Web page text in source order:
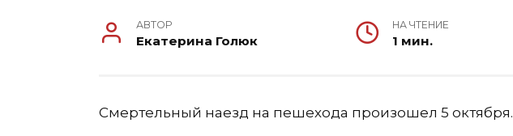
АВТОР
Екатерина Голюк
НА ЧТЕНИЕ
1 мин.
Смертельный наезд на пешехода произошел 5 октября.